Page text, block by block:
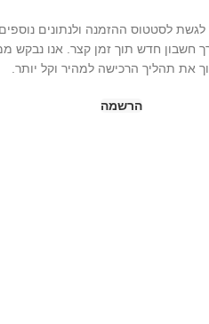
לסטטוס ההזמנה ולנתונים
חשבון חדש תוך זמן קצר. אנו נבקש
את תהליך הרכישה למהיר וקל יותר.
הרשמה